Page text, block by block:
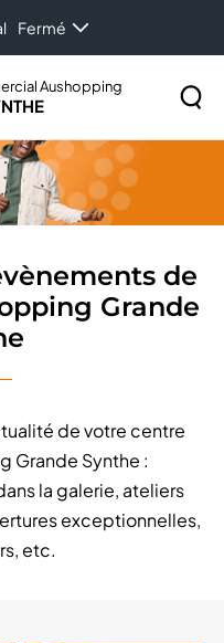
Fermé
Aushopping
de votre centre
de
Grande
de votre centre
Grande Synthe :
la galerie, ateliers
exceptionnelles,
etc.